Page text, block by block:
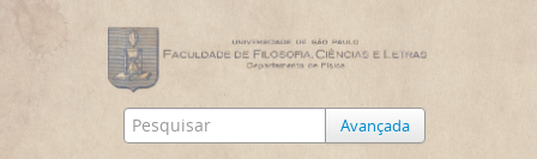
Avançada